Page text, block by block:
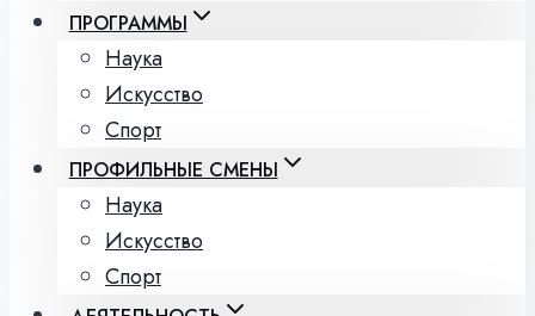
ПРОГРАММЫ
Наука
Искусство
Спорт
ПРОФИЛЬНЫЕ СМЕНЫ
Наука
Искусство
Спорт